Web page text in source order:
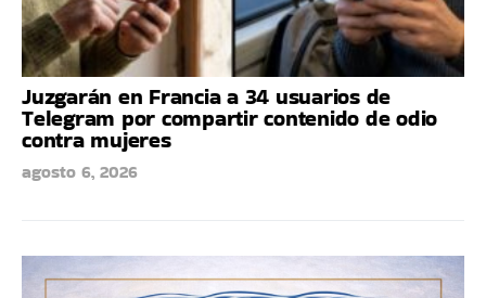
Juzgarán en Francia a 34 usuarios de
Telegram por compartir contenido de odio
contra mujeres
agosto 6, 2026